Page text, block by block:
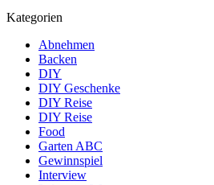
Kategorien
Abnehmen
Backen
DIY
DIY Geschenke
DIY Reise
DIY Reise
Food
Garten ABC
Gewinnspiel
Interview